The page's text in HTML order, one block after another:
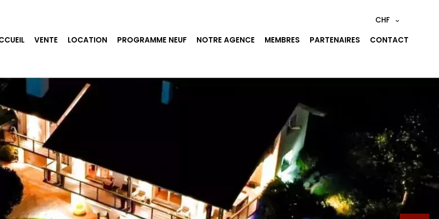
CHF
VENTE LOCATION PROGRAMME NEUF NOTRE AGENCE MEMBRES PARTENAIRES CONTACT